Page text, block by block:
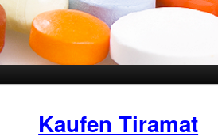
Kaufen Tiramat